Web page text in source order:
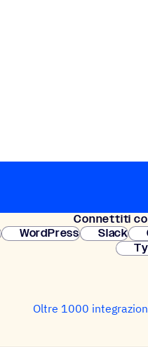
Connet­titi
WordPress Slack
Oltre 1000